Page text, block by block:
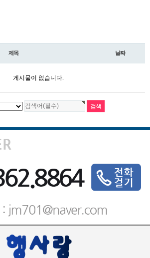
제목 날짜
게시물이 없습니다.